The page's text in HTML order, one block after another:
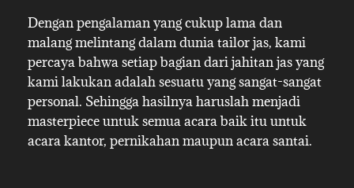
Dengan pengalaman yang cukup lama dan
malang melintang dalam dunia tailor jas, kami
percaya bahwa setiap bagian dari jahitan jas yang
kami lakukan adalah sesuatu yang sangat-sangat
personal. Sehingga hasilnya haruslah menjadi
masterpiece untuk semua acara baik itu untuk
acara kantor, pernikahan maupun acara santai.